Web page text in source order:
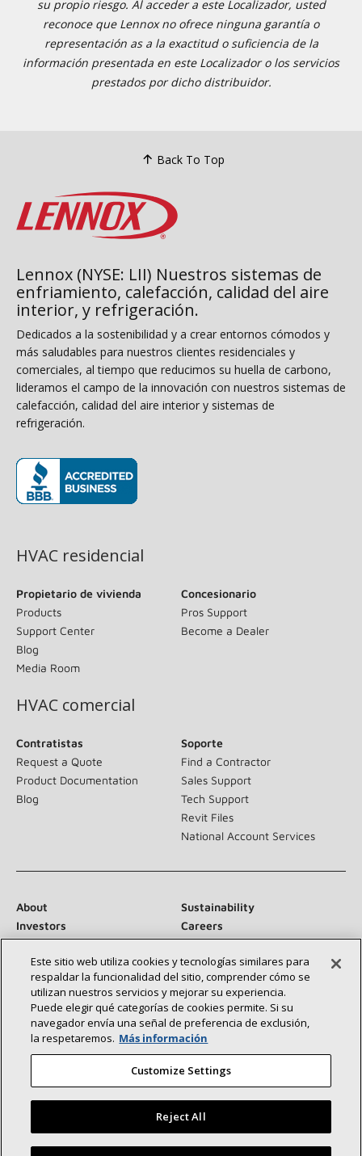
su propio riesgo. Al acceder a este Localizador, usted
reconoce que Lennox no ofrece ninguna garantía o
representación as a la exactitud o suficiencia de la
información presentada en este Localizador o los servicios
prestados por dicho distribuidor.
Back To Top
Lennox (NYSE: LII) Nuestros sistemas de
enfriamiento, calefacción, calidad del aire
interior, y refrigeración.
Dedicados a la sostenibilidad y a crear entornos cómodos y
más saludables para nuestros clientes residenciales y
comerciales, al tiempo que reducimos su huella de carbono,
lideramos el campo de la innovación con nuestros sistemas de
calefacción, calidad del aire interior y sistemas de
refrigeración.
HVAC residencial
Propietario de vivienda
Products
Support Center
Blog
Media Room
Concesionario
Pros Support
Become a Dealer
HVAC comercial
Contratistas
Request a Quote
Product Documentation
Blog
Soporte
Find a Contractor
Sales Support
Tech Support
Revit Files
National Account Services
About
Sustainability
Investors
Careers
Suppliers
Contact Us
Newsroom
Conéctese con nosotros:
©2026 Lennox International Inc. Site Map
Este sitio web utiliza cookies y tecnologías similares para
respaldar la funcionalidad del sitio, comprender cómo se
utilizan nuestros servicios y mejorar su experiencia.
Puede elegir qué categorías de cookies permite. Si su
navegador envía una señal de preferencia de exclusión,
la respetaremos. Más información
Customize Settings
Reject All